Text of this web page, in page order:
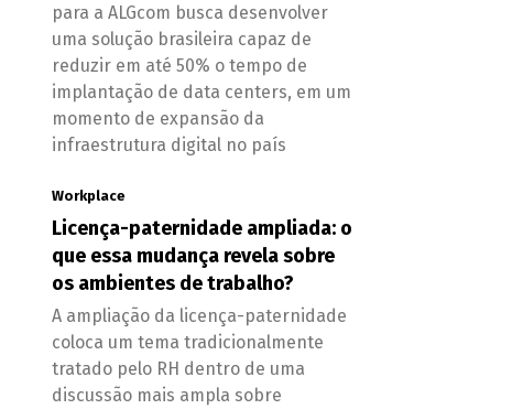
para a ALGcom busca desenvolver
uma solução brasileira capaz de
reduzir em até 50% o tempo de
implantação de data centers, em um
momento de expansão da
infraestrutura digital no país
Workplace
Licença-paternidade ampliada: o
que essa mudança revela sobre
os ambientes de trabalho?
A ampliação da licença-paternidade
coloca um tema tradicionalmente
tratado pelo RH dentro de uma
discussão mais ampla sobre